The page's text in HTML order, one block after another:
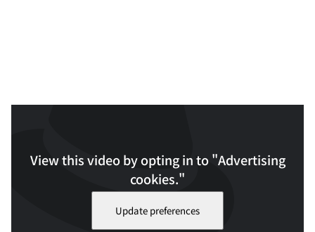
View this video by opting in to "Advertising
cookies."
Update preferences